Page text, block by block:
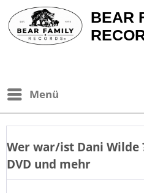
BEAR
Menü
Wer war/ist Dani Wilde
DVD und mehr